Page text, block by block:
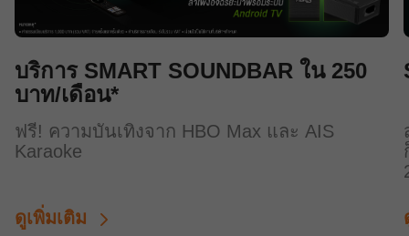
บริการ SMART SOUNDBAR ใน 250
บาท/เดือน*
ฟรี! ความบันเทิงจาก HBO Max และ AIS
Karaoke
ดูเพิ่มเติม